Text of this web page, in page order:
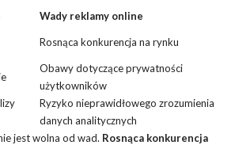
Wady reklamy online
Rosnąca konkurencja na rynku
Obawy dotyczące prywatności
użytkowników
Ryzyko nieprawidłowego zrozumienia
danych analitycznych
jest wolna od wad. Rosnąca konkurencja